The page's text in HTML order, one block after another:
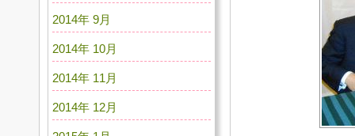
2014年 9月
2014年 10月
2014年 11月
2014年 12月